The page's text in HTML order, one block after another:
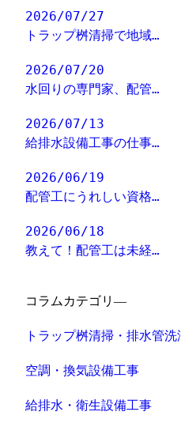
2026/07/27
トラップ桝清掃で地域…
2026/07/20
水回りの専門家、配管…
2026/07/13
給排水設備工事の仕事…
2026/06/19
配管工にうれしい資格…
2026/06/18
教えて！配管工は未経…
コラムカテゴリ―
トラップ桝清掃・排水管洗
空調・換気設備工事
給排水・衛生設備工事